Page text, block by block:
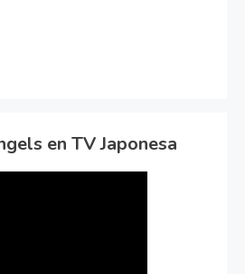
en TV Japonesa